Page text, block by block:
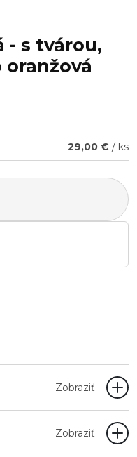
- s tvárou,
29,00 € / ks
Zobraziť
Zobraziť